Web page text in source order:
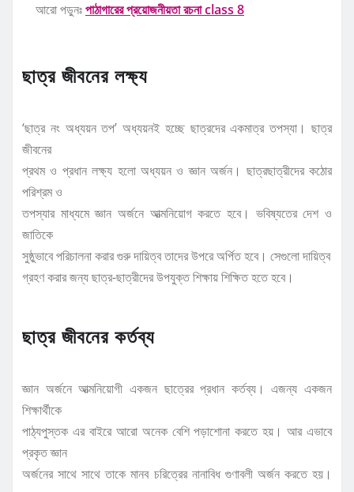
আরো পড়ুনঃপাঠাগারের প্রয়োজনীয়তা রচনা class 8
ছাত্র জীবনের লক্ষ্য
‘ছাত্র নং অধ্যয়ন তপ’ অধ্যয়নই হচ্ছে ছাত্রদের একমাত্র তপস্যা। ছাত্র
জীবনের
প্রথম ও প্রধান লক্ষ্য হলো অধ্যয়ন ও জ্ঞান অর্জন। ছাত্রছাত্রীদের কঠোর
পরিশ্রম ও
তপস্যার মাধ্যমে জ্ঞান অর্জনে আত্মনিয়োগ করতে হবে। ভবিষ্যতের দেশ ও
জাতিকে
সুষ্ঠুভাবে পরিচালনা করার গুরু দায়িত্ব তাদের উপরে অর্পিত হবে। সেগুলো দায়িত্ব
গ্রহণ করার জন্য ছাত্র-ছাত্রীদের উপযুক্ত শিক্ষায় শিক্ষিত হতে হবে।
ছাত্র জীবনের কর্তব্য
জ্ঞান অর্জনে আত্মনিয়োগী একজন ছাত্রের প্রধান কর্তব্য। এজন্য একজন
শিক্ষার্থীকে
পাঠ্যপুস্তক এর বাইরে আরো অনেক বেশি পড়াশোনা করতে হয়। আর এভাবে
প্রকৃত জ্ঞান
অর্জনের সাথে সাথে তাকে মানব চরিত্রের নানাবিধ গুণাবলী অর্জন করতে হয়।